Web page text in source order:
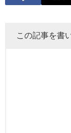
この記事を書